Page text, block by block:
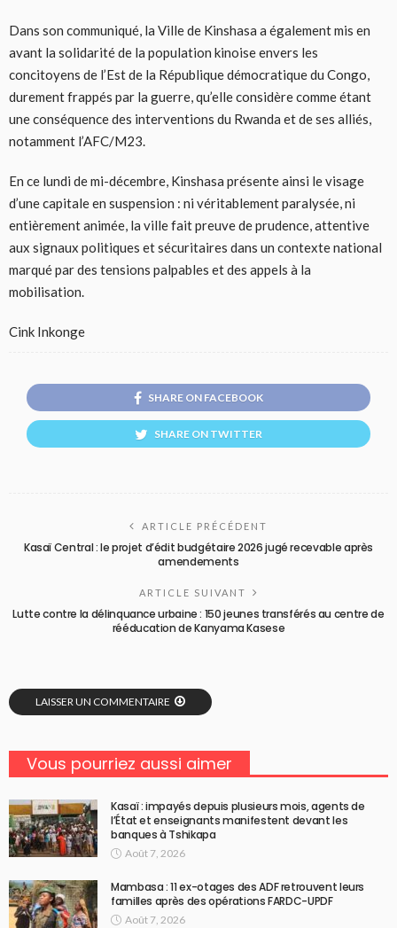
Dans son communiqué, la Ville de Kinshasa a également mis en
avant la solidarité de la population kinoise envers les
concitoyens de l’Est de la République démocratique du Congo,
durement frappés par la guerre, qu’elle considère comme étant
une conséquence des interventions du Rwanda et de ses alliés,
notamment l’AFC/M23.
En ce lundi de mi-décembre, Kinshasa présente ainsi le visage
d’une capitale en suspension : ni véritablement paralysée, ni
entièrement animée, la ville fait preuve de prudence, attentive
aux signaux politiques et sécuritaires dans un contexte national
marqué par des tensions palpables et des appels à la
mobilisation.
Cink Inkonge
SHARE ON FACEBOOK
SHARE ON TWITTER
ARTICLE PRÉCÉDENT
Kasaï Central : le projet d’édit budgétaire 2026 jugé recevable après
amendements
ARTICLE SUIVANT
Lutte contre la délinquance urbaine : 150 jeunes transférés au centre de
rééducation de Kanyama Kasese
LAISSER UN COMMENTAIRE
Vous pourriez aussi aimer
Kasaï : impayés depuis plusieurs mois, agents de
l’État et enseignants manifestent devant les
banques à Tshikapa
Août 7, 2026
Mambasa : 11 ex-otages des ADF retrouvent leurs
familles après des opérations FARDC-UPDF
Août 7, 2026